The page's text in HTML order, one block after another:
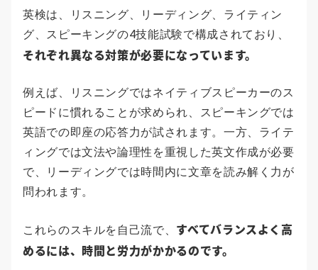
英検は、リスニング、リーディング、ライティン
グ、スピーキングの4技能試験で構成されており、
それぞれ異なる対策が必要になっています。
例えば、リスニングではネイティブスピーカーのス
ピードに慣れることが求められ、スピーキングでは
英語での即座の応答力が試されます。一方、ライテ
ィングでは文法や論理性を重視した英文作成が必要
で、リーディングでは時間内に文章を読み解く力が
問われます。
これらのスキルを自己流で、 すべてバランスよく高
めるには、時間と労力がかかるのです。